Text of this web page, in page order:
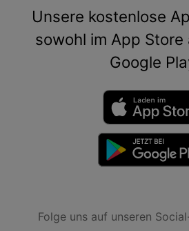
Unsere kostenlose
sowohl im App Store
Google
Folge uns auf unseren